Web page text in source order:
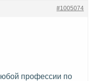
#1005074
профессии по